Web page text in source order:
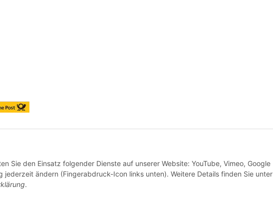
Sie den Einsatz folgender Dienste auf unserer Website: YouTube, Vimeo, Google
jederzeit ändern (Fingerabdruck-Icon links unten). Weitere Details finden Sie unter
.
VERTRAG WIDERRUFEN